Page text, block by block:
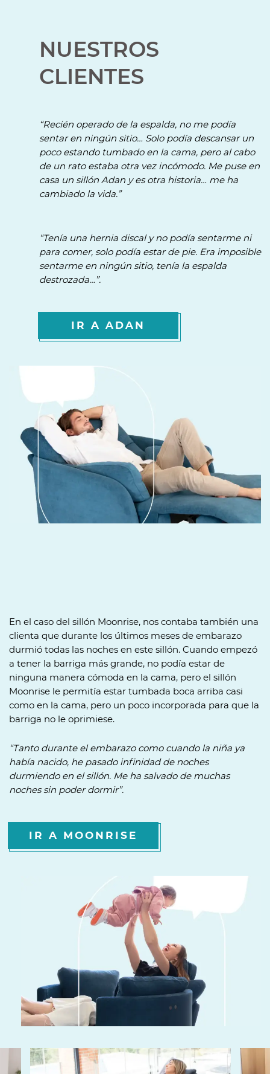
NUESTROS
CLIENTES
“Recién operado de la espalda, no me podía
sentar en ningún sitio… Solo podía descansar un
poco estando tumbado en la cama, pero al cabo
de un rato estaba otra vez incómodo. Me puse en
casa un sillón Adan y es otra historia… me ha
cambiado la vida.”
“Tenía una hernia discal y no podía sentarme ni
para comer, solo podía estar de pie. Era imposible
sentarme en ningún sitio, tenía la espalda
destrozada…”.
IR A ADAN
En el caso del sillón Moonrise, nos contaba también una
clienta que durante los últimos meses de embarazo
durmió todas las noches en este sillón. Cuando empezó
a tener la barriga más grande, no podía estar de
ninguna manera cómoda en la cama, pero el sillón
Moonrise le permitía estar tumbada boca arriba casi
como en la cama, pero un poco incorporada para que la
barriga no le oprimiese.
“Tanto durante el embarazo como cuando la niña ya
había nacido, he pasado infinidad de noches
durmiendo en el sillón. Me ha salvado de muchas
noches sin poder dormir”.
IR A MOONRISE